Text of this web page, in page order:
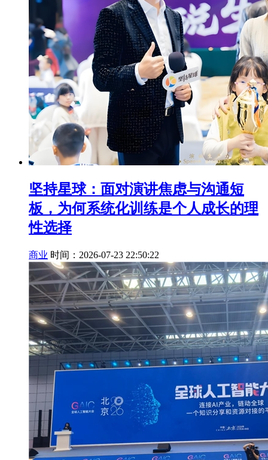
坚持星球：面对演讲焦虑与沟通短
板，为何系统化训练是个人成长的理
性选择
商业 时间：2026-07-23 22:50:22